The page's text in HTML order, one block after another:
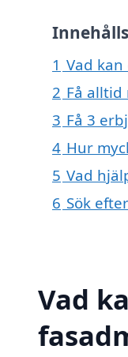
1 Vad
2 Få
3 Få 3
4 Hur
5 Vad
6 Sök
Vad